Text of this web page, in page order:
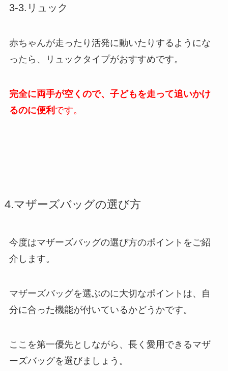
3-3.リュック
赤ちゃんが走ったり活発に動いたりするようにな
ったら、リュックタイプがおすすめです。
完全に両手が空くので、子どもを走って追いかけ
るのに便利 です。
4.マザーズバッグの選び方
今度はマザーズバッグの選び方のポイントをご紹
介します。
マザーズバッグを選ぶのに大切なポイントは、自
分に合った機能が付いているかどうかです。
ここを第一優先としながら、長く愛用できるマザ
ーズバッグを選びましょう。